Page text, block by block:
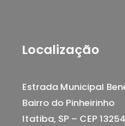
Localização
Estrada Municipal
Bairro do Pinheirinho
Itatiba, SP – CEP